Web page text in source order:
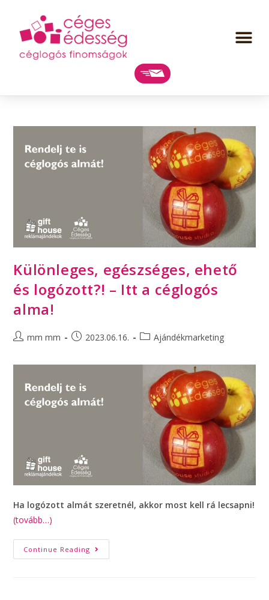
Különleges, egészséges, ehető
és logózott?! – Itt a céglogós
alma!
mm mm 2023.06.16. Ajándékmarketing
Ha logózott almát szeretnél, akkor most kell rá lecsapni!
(tovább…)
Continue Reading